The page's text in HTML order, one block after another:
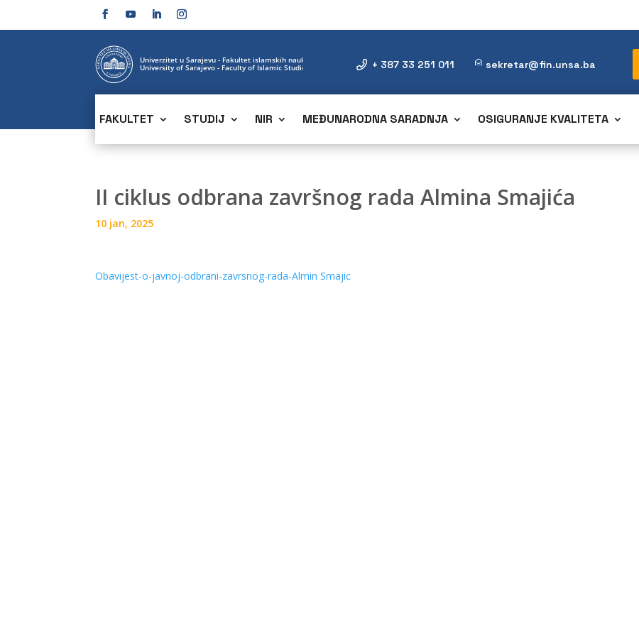
+ 387 33 251 011 sekretar@fin.unsa.ba
FAKULTET STUDIJ NIR MEĐUNARODNA SARADNJA OSIGURANJE KVALITETA
II ciklus odbrana završnog rada Almina Smajića
10 jan, 2025
Obavijest-o-javnoj-odbrani-zavrsnog-rada-Almin Smajic